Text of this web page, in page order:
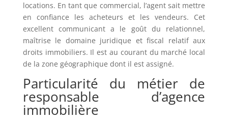
locations. En tant que commercial, l’agent sait mettre
en confiance les acheteurs et les vendeurs. Cet
excellent communicant a le goût du relationnel,
maîtrise le domaine juridique et fiscal relatif aux
droits immobiliers. Il est au courant du marché local
de la zone géographique dont il est assigné.
Particularité du métier de
responsable d’agence
immobilière